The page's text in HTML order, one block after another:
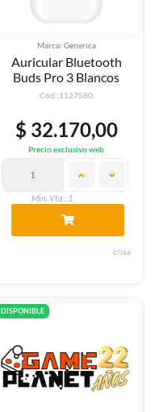
Marca: Generica
Auricular Bluetooth
Buds Pro 3 Blancos
Cód: 1127580
$ 32.170,00
Precio exclusivo web
Min. Vta.: 1
c/iva
DISPONIBLE